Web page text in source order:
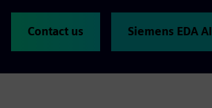
Contact us Siemens EDA AI